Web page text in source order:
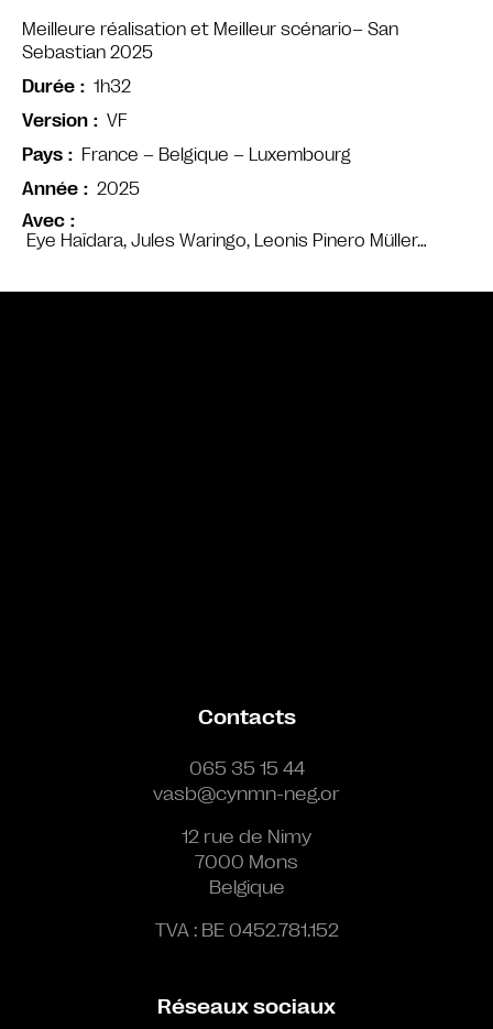
Avec
Eye Haïdara, Jules Waringo, Leonis Pinero Müller…
Meilleure réalisation et Meilleur scénario– San
Sebastian 2025
Durée
1h32
Version
VF
Pays
France – Belgique – Luxembourg
Année
2025
Contacts
065 35 15 44
vasb@cynmn-neg.or
12 rue de Nimy
7000 Mons
Belgique
TVA : BE 0452.781.152
Réseaux sociaux